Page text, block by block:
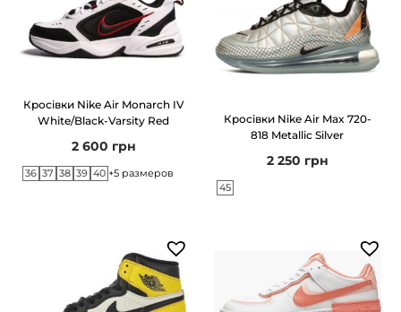
Кросівки Nike Air Monarch IV
White/Black-Varsity Red
2 600 грн
36 37 38 39 40 +5 размеров
Кросівки Nike Air Max 720-
818 Metallic Silver
2 250 грн
45